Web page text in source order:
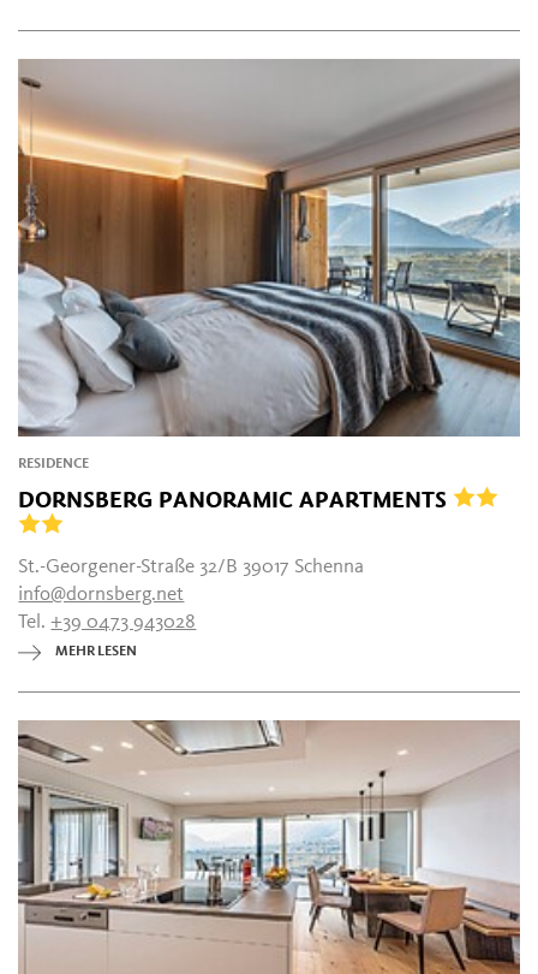
RESIDENCE
DORNSBERG PANORAMIC APARTMENTS
St.-Georgener-Straße 32/B 39017 Schenna
info@dornsberg.net
Tel.+39 0473 943028
MEHR LESEN